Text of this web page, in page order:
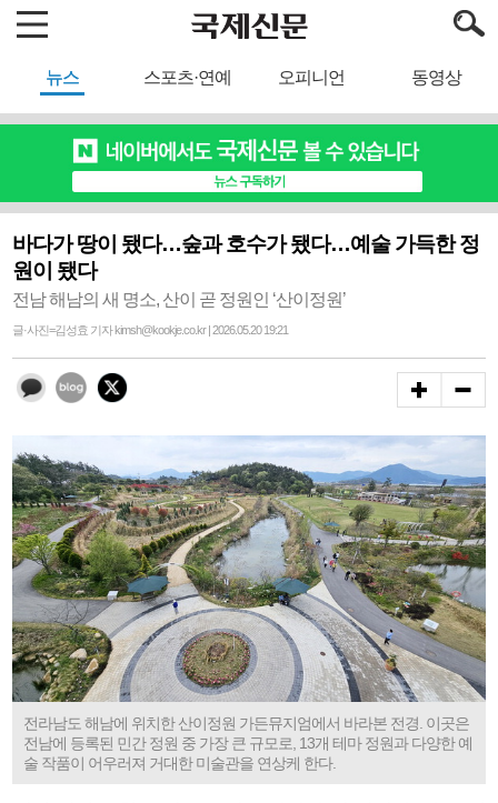
뉴스 스포츠·연예 오피니언 동영상
바다가 땅이 됐다…숲과 호수가 됐다…예술 가득한 정
원이 됐다
전남 해남의 새 명소, 산이 곧 정원인 ‘산이정원’
글·사진=김성효 기자 kimsh@kookje.co.kr | 2026.05.20 19:21
전라남도 해남에 위치한 산이정원 가든뮤지엄에서 바라본 전경. 이곳은
전남에 등록된 민간 정원 중 가장 큰 규모로, 13개 테마 정원과 다양한 예
술 작품이 어우러져 거대한 미술관을 연상케 한다.